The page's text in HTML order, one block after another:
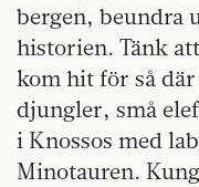
bergen, beundra
historien. Tänk
kom hit för så
djungler, små
i Knossos med
Minotauren.